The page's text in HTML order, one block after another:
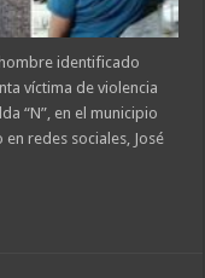
identificado
víctima de violencia
“N”, en el municipio
redes sociales, José